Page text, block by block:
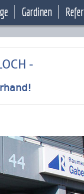
Gardinen
-